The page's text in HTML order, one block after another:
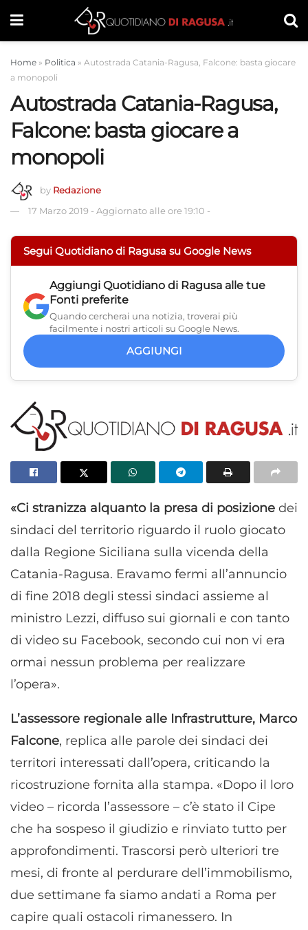
Home » Politica » Autostrada Catania-Ragusa, Falcone: basta giocare
a monopoli
Autostrada Catania-Ragusa,
Falcone: basta giocare a
monopoli
by Redazione
17 Marzo 2019 - Aggiornato alle ore 19:10 -
Segui Quotidiano di Ragusa su Google News
Aggiungi Quotidiano di Ragusa alle tue
Fonti preferite
Quando cercherai una notizia, troverai più
facilmente i nostri articoli su Google News.
AGGIUNGI
«Ci stranizza alquanto la presa di posizione dei
sindaci del territorio riguardo il ruolo giocato
dalla Regione Siciliana sulla vicenda della
Catania-Ragusa. Eravamo fermi all’annuncio
di fine 2018 degli stessi sindaci assieme al
ministro Lezzi, diffuso sui giornali e con tanto
di video su Facebook, secondo cui non vi era
ormai nessun problema per realizzare
l’opera».
L’assessore regionale alle Infrastrutture, Marco
Falcone, replica alle parole dei sindaci dei
territori interessati dall’opera, criticando la
ricostruzione fornita alla stampa. «Dopo il loro
video – ricorda l’assessore – c’è stato il Cipe
che ha sospeso il giudizio e rinviato tutto per
approfondimenti. Trascorsi però ulteriori tre
mesi, di fronte al perdurare dell’immobilismo,
due settimane fa siamo andati a Roma per
capire quali ostacoli rimanessero. In